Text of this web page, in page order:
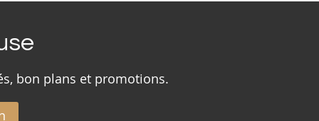
bon plans et promotions.